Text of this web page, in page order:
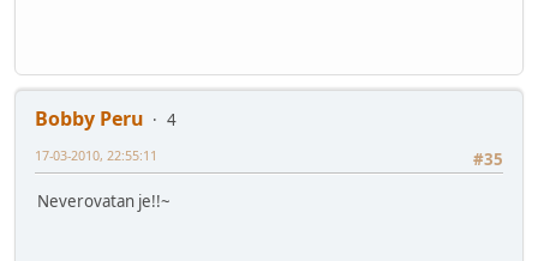
Bobby Peru
4
#35
17-03-2010, 22:55:11
Neverovatan je!!~